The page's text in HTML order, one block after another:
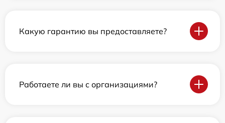
Какую гарантию вы предоставляете?
Работаете ли вы с организациями?